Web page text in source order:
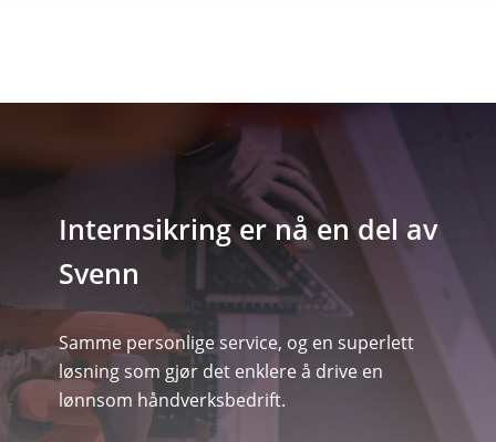
Internsikring er nå en del av
Svenn
Samme personlige service, og en superlett
løsning som gjør det enklere å drive en
lønnsom håndverksbedrift.